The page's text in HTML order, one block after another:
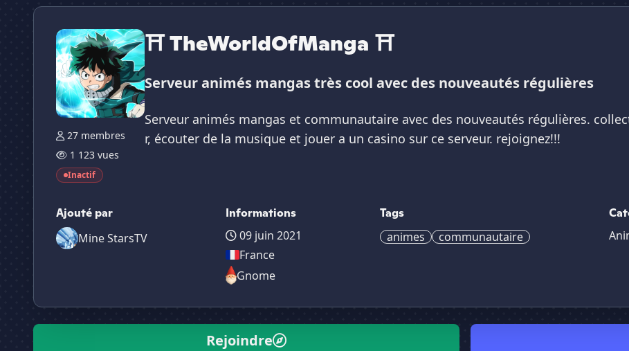
27 membres
1 123 vues
Inactif
⛩ TheWorldOfManga ⛩
Serveur animés mangas très cool avec des nouveautés régulières
Serveur animés mangas et communautaire avec des nouveautés régulières.
r, écouter de la musique et jouer a un casino sur ce serveur. rejoignez!!!
Ajouté par
Mine StarsTV
Informations
09 juin 2021
France
Gnome
Tags
animes communautaire
Rejoindre